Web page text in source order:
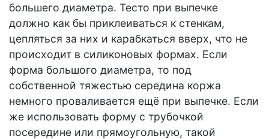
большего диаметра. Тесто при выпечке
должно как бы приклеиваться к стенкам,
цепляться за них и карабкаться вверх, что не
происходит в силиконовых формах. Если
форма большого диаметра, то под
собственной тяжестью середина коржа
немного проваливается ещё при выпечке. Если
же использовать форму с трубочкой
посередине или прямоугольную, такой